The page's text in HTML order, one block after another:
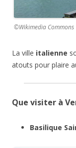
©Wikimedia Commons
La ville italienne
atouts pour plaire
Que visiter à
Basilique